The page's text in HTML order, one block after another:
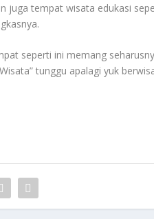
juga tempat wisata edukasi
seperti ini memang
tunggu apalagi yuk